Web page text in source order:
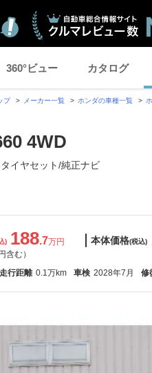
360°ビュー カタログ
プ メーカー一覧 ホンダの車種一覧
4WD
イヤセット/純正ナビ
) 188.7万円
含む）
本体価格(税込)
走行距離 0.1万km 車検 2028年7月 修